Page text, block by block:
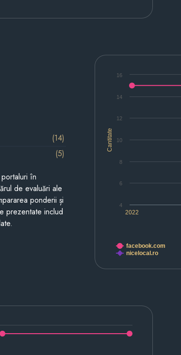
Cantitate
2022
4
6
8
10
12
14
16
facebook.com
nicelocal.ro
(14)
(5)
în
de evaluări ale
ponderii și
prezentate includ